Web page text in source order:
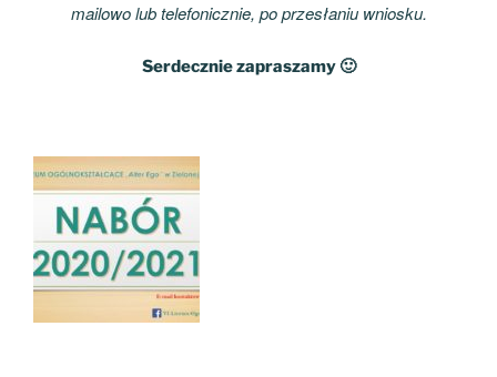
mailowo lub telefonicznie, po przesłaniu wniosku.
Serdecznie zapraszamy 🙂